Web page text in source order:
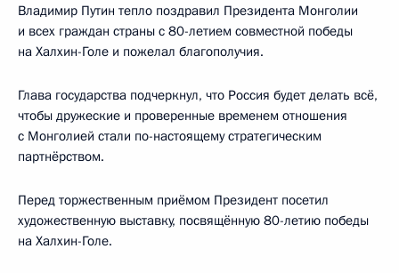
Владимир Путин тепло поздравил Президента Монголии
и всех граждан страны с 80-летием совместной победы
на Халхин-Голе и пожелал благополучия.
Глава государства подчеркнул, что Россия будет делать всё,
чтобы дружеские и проверенные временем отношения
с Монголией стали по-настоящему стратегическим
партнёрством.
Перед торжественным приёмом Президент посетил
художественную выставку, посвящённую 80-летию победы
на Халхин-Голе.